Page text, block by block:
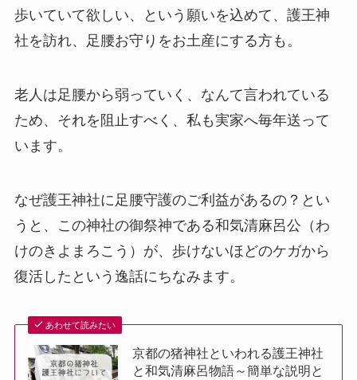
歩いていて欲しい、という願いを込めて、護王神
社を訪れ、足腰お守りをお土産にする方も。
老人は足腰から弱っていく、なんて言われている
ため、それを阻止すべく、私も実家へ毎年送って
います。
なぜ護王神社に足腰守護のご利益があるの？とい
うと、この神社の御祭神である和気清麻呂公（わ
けのきよまろこう）が、歩けないほどのケガから
復活したという逸話にちなみます。
あわせて読みたい
京都の猪神社といわれる護王神社
と和気清麻呂物語～簡単な説明と